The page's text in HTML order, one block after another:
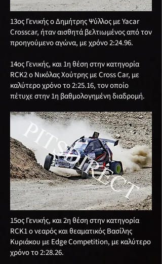
13ος Γενικής ο Δημήτρης Ψύλλος με Yacar
Crosscar, ήταν αισθητά βελτιωμένος από τον
προηγούμενο αγώνα, με χρόνο 2:24.96.
14ος Γενικής, και 1η θέση στην κατηγορία
RCΚ2 ο Νικόλας Χούτρης με Cross Car, με
καλύτερο χρόνο το 2:25.16, τον οποίο
πέτυχε στην 1η βαθμολογημένη διαδρομή.
15ος Γενικής, και 2η θέση στην κατηγορία
RCΚ1 ο νεαρός και θεαματικός Βασίλης
Κυριάκου με Edge Competition, με καλύτερο
χρόνο το 2:28.26.